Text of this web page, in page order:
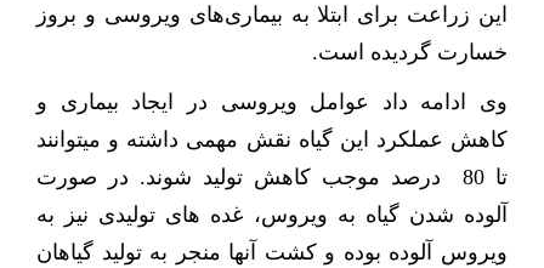
این زراعت برای ابتلا به بیماری‌های ویروسی و بروز
خسارت گردیده است.
وی ادامه داد عوامل ویروسی در ایجاد بیماری و
کاهش عملکرد این گیاه نقش مهمی داشته و می­توانند
تا 80
درصد موجب کاهش تولید شوند. در صورت
آلوده شدن گیاه به ویروس، غده ­های تولیدی نیز به
ویروس آلوده بوده و کشت آنها منجر به تولید گیاهان